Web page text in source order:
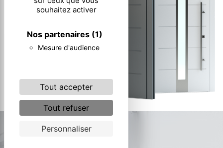
souhaitez activer
Nos partenaires (1)
Mesure d'audience
Tout accepter
Tout refuser
Personnaliser